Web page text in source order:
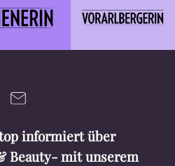
informiert über
Beauty- mit unserem